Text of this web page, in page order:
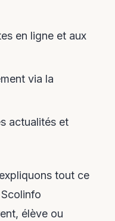
en ligne et aux
via la
actualités et
tout ce
élève ou